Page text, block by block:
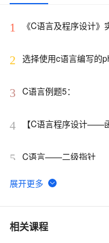
1 《C语言及程序设计
2 选择使用c语言编写的
3 C语言例题5：
4
【C语言程序设计——
5 C语言——二级指针
6
C语言程序设计核心详
7 C与C++《精通Unix下
相关课程